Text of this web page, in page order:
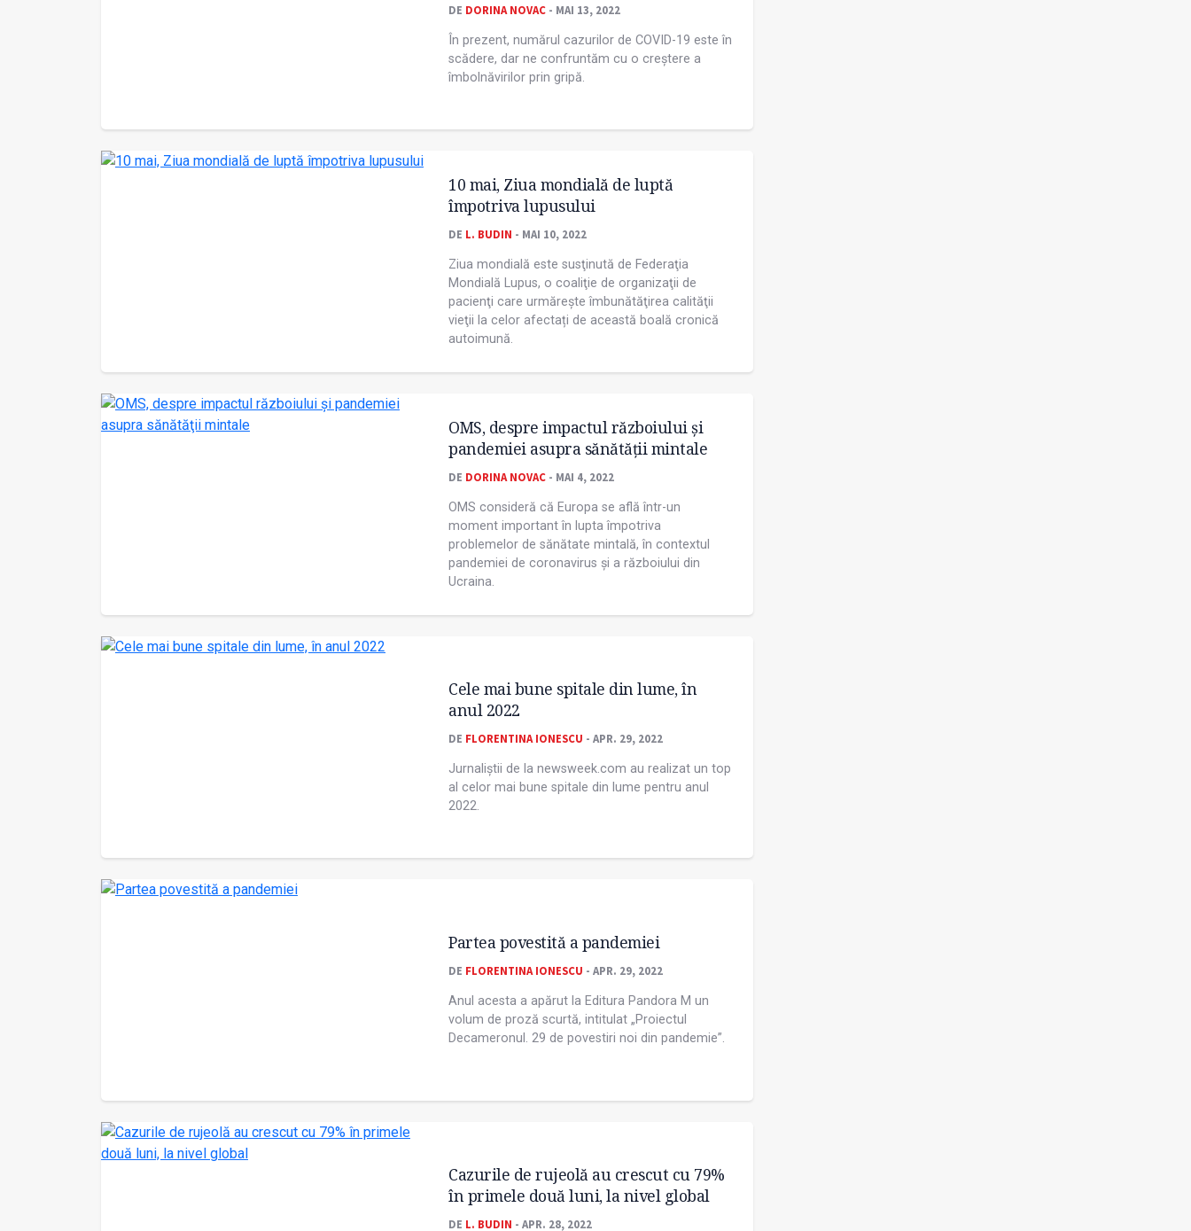
DE DORINA NOVAC - MAI 13, 2022
În prezent, numărul cazurilor de COVID-19 este în
scădere, dar ne confruntăm cu o creștere a
îmbolnăvirilor prin gripă.
10 mai, Ziua mondială de luptă
împotriva lupusului
DE L. BUDIN - MAI 10, 2022
Ziua mondială este susţinută de Federaţia
Mondială Lupus, o coaliţie de organizaţii de
pacienţi care urmăreşte îmbunătăţirea calităţii
vieţii la celor afectați de această boală cronică
autoimună.
OMS, despre impactul războiului şi
pandemiei asupra sănătăţii mintale
DE DORINA NOVAC - MAI 4, 2022
OMS consideră că Europa se află într-un
moment important în lupta împotriva
problemelor de sănătate mintală, în contextul
pandemiei de coronavirus şi a războiului din
Ucraina.
Cele mai bune spitale din lume, în
anul 2022
DE FLORENTINA IONESCU - APR. 29, 2022
Jurnaliștii de la newsweek.com au realizat un top
al celor mai bune spitale din lume pentru anul
2022.
Partea povestită a pandemiei
DE FLORENTINA IONESCU - APR. 29, 2022
Anul acesta a apărut la Editura Pandora M un
volum de proză scurtă, intitulat „Proiectul
Decameronul. 29 de povestiri noi din pandemie”.
Cazurile de rujeolă au crescut cu 79%
în primele două luni, la nivel global
DE L. BUDIN - APR. 28, 2022